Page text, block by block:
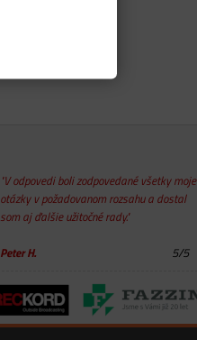
"V odpovedi boli zodpovedané všetky moje
otázky v požadovanom rozsahu a dostal
som aj ďalšie užitočné rady."
5/5
Peter H.